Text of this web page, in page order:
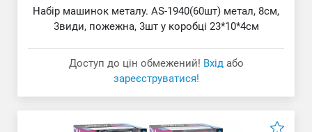
Набір машинок металу. AS-1940(60шт) метал, 8см,
3види, пожежна, 3шт у коробці 23*10*4см
Доступ до цін обмежений! Вхід або
зареєструватися!